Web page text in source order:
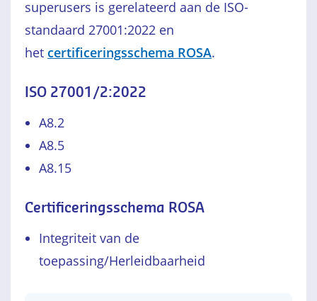
superusers is gerelateerd aan de ISO-
standaard 27001:2022 en
het certificeringsschema ROSA.
ISO 27001/2:2022
A8.2
A8.5
A8.15
Certificeringsschema ROSA
Integriteit van de
toepassing/Herleidbaarheid